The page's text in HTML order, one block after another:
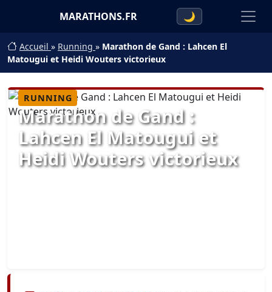
MARATHONS.FR 🌙
Accueil » Running » Marathon de Gand : Lahcen El
Matougui et Heidi Wouters victorieux
RUNNING
Marathon de Gand :
Lahcen El Matougui et
Heidi Wouters victorieux